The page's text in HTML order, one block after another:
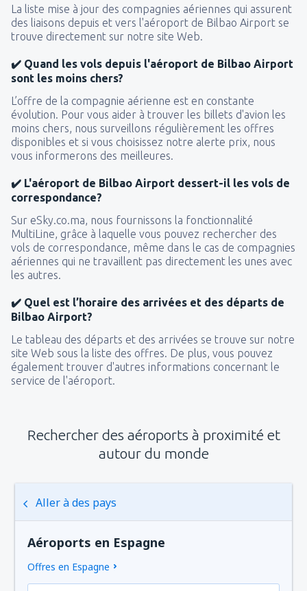
La liste mise à jour des compagnies aériennes qui assurent
des liaisons depuis et vers l'aéroport de Bilbao Airport se
trouve directement sur notre site Web.
✔️ Quand les vols depuis l'aéroport de Bilbao Airport
sont les moins chers?
L’offre de la compagnie aérienne est en constante
évolution. Pour vous aider à trouver les billets d'avion les
moins chers, nous surveillons régulièrement les offres
disponibles et si vous choisissez notre alerte prix, nous
vous informerons des meilleures.
✔️ L'aéroport de Bilbao Airport dessert-il les vols de
correspondance?
Sur eSky.co.ma, nous fournissons la fonctionnalité
MultiLine, grâce à laquelle vous pouvez rechercher des
vols de correspondance, même dans le cas de compagnies
aériennes qui ne travaillent pas directement les unes avec
les autres.
✔️ Quel est l’horaire des arrivées et des départs de
Bilbao Airport?
Le tableau des départs et des arrivées se trouve sur notre
site Web sous la liste des offres. De plus, vous pouvez
également trouver d'autres informations concernant le
service de l'aéroport.
Rechercher des aéroports à proximité et
autour du monde
Aller à des pays
Aéroports en Espagne
Offres en Espagne